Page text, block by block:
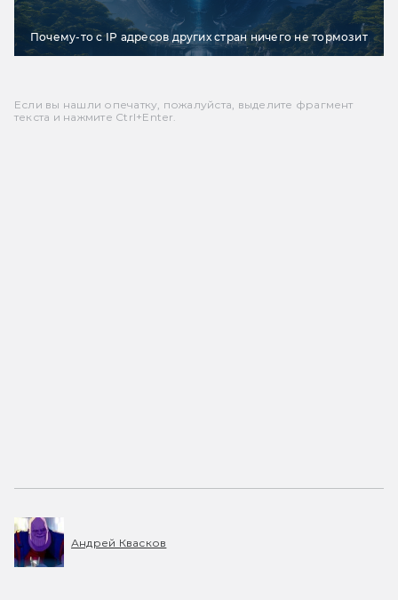
Почему-то с IP адресов других стран ничего не тормозит
Если вы нашли опечатку, пожалуйста, выделите фрагмент
текста и нажмите Ctrl+Enter.
Андрей Квасков